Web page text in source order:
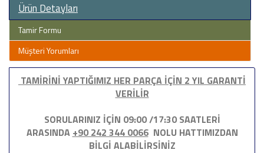
Ürün Detayları
Tamir Formu
Müşteri Yorumları
TAMİRİNİ YAPTIĞIMIZ HER PARÇA İÇİN 2 YIL GARANTİ
VERİLİR
SORULARINIZ İÇİN 09:00 /17:30 SAATLERİ
ARASINDA +90 242 344 0066NOLU HATTIMIZDAN
BİLGİ ALABİLİRSİNİZ